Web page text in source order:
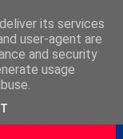
its services
user-agent are
and security
usage